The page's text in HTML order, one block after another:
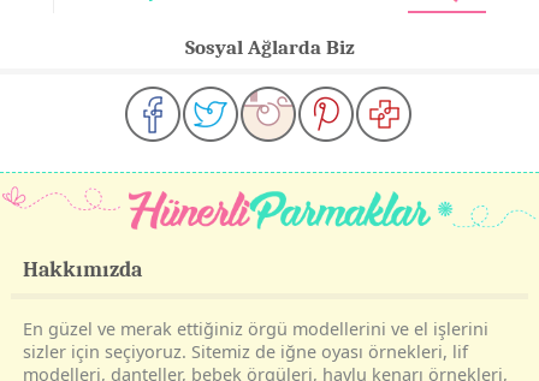
Sosyal Ağlarda Biz
Hakkımızda
En güzel ve merak ettiğiniz örgü modellerini ve el işlerini
sizler için seçiyoruz. Sitemiz de iğne oyası örnekleri, lif
modelleri, danteller, bebek örgüleri, havlu kenarı örnekleri,